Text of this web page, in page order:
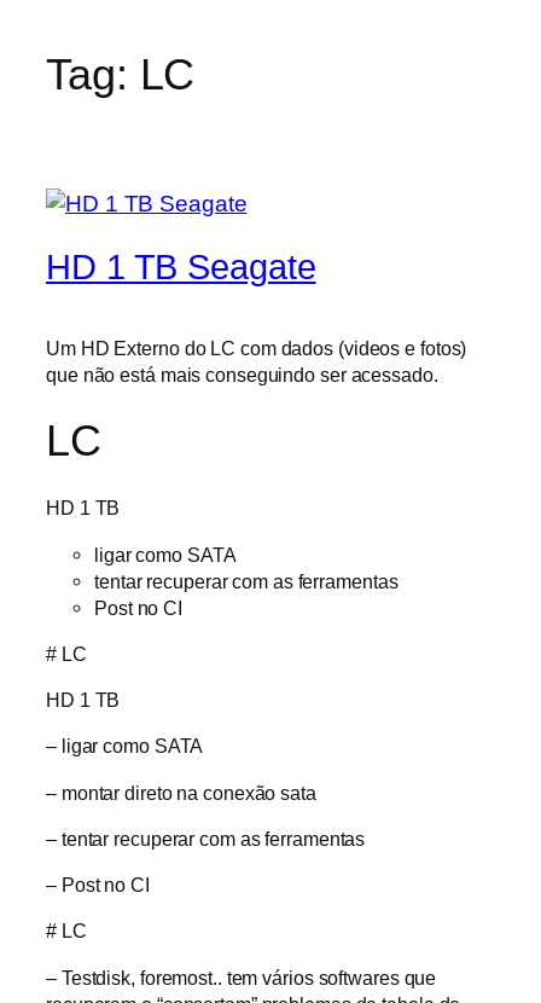
Tag: LC
HD 1 TB Seagate
Um HD Externo do LC com dados (videos e fotos)
que não está mais conseguindo ser acessado.
LC
HD 1 TB
ligar como SATA
tentar recuperar com as ferramentas
Post no CI
# LC
HD 1 TB
– ligar como SATA
– montar direto na conexão sata
– tentar recuperar com as ferramentas
– Post no CI
# LC
– Testdisk, foremost.. tem vários softwares que